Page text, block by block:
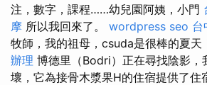
注，數字，課程……幼兒園阿姨，小門
摩 所以我回來了。 wordpress seo 台
牧師，我的祖母，csuda是很棒的夏天
辦理 博德里（Bodri）正在尋找陰影，
壞，它為接骨木漿果H的住宿提供了住